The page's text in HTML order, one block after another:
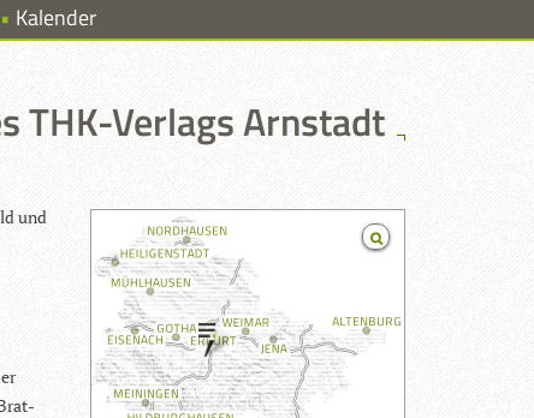
Kalender
THK-Verlags Arnstadt
und